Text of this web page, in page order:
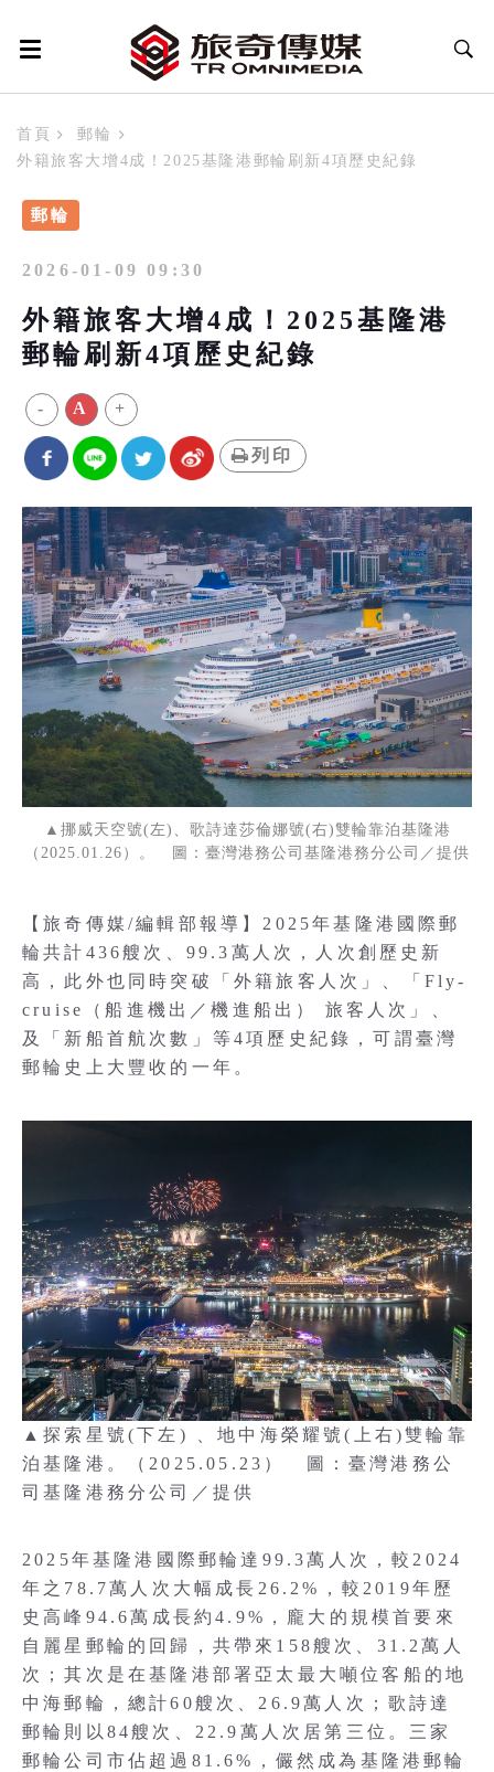
首頁
郵輪
外籍旅客大增4成！2025基隆港郵輪刷新4項歷史紀錄
郵輪
2026-01-09 09:30
外籍旅客大增4成！2025基隆港
郵輪刷新4項歷史紀錄
- A +
列印
▲挪威天空號(左)、歌詩達莎倫娜號(右)雙輪靠泊基隆港
（2025.01.26）。 圖：臺灣港務公司基隆港務分公司／提供
【旅奇傳媒/編輯部報導】2025年基隆港國際郵
輪共計436艘次、99.3萬人次，人次創歷史新
高，此外也同時突破「外籍旅客人次」、「Fly-
cruise（船進機出／機進船出） 旅客人次」、
及「新船首航次數」等4項歷史紀錄，可謂臺灣
郵輪史上大豐收的一年。
▲探索星號(下左) 、地中海榮耀號(上右)雙輪靠
泊基隆港。（2025.05.23） 圖：臺灣港務公
司基隆港務分公司／提供
2025年基隆港國際郵輪達99.3萬人次，較2024
年之78.7萬人次大幅成長26.2%，較2019年歷
史高峰94.6萬成長約4.9%，龐大的規模首要來
自麗星郵輪的回歸，共帶來158艘次、31.2萬人
次；其次是在基隆港部署亞太最大噸位客船的地
中海郵輪，總計60艘次、26.9萬人次；歌詩達
郵輪則以84艘次、22.9萬人次居第三位。三家
郵輪公司市佔超過81.6%，儼然成為基隆港郵輪